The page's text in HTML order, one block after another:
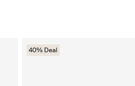
40% Deal